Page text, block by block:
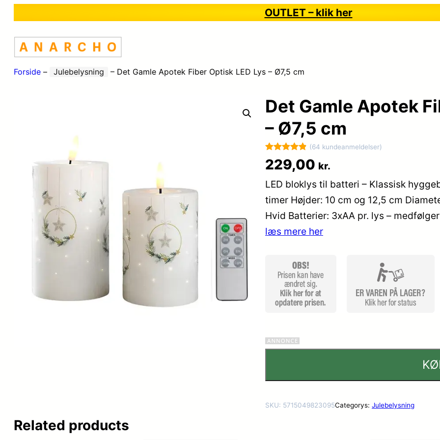
OUTLET – klik her
Forside – Julebelysning – Det Gamle Apotek Fiber Optisk LED Lys – Ø7,5 cm
Det Gamle Apotek
– Ø7,5 cm
Bedømt
som4.9
ud af 5
baseret på
64
kundebedøm
melser
(64 kundeanmeldelser)
229,00 kr.
LED bloklys til batteri – Klassisk
timer Højder: 10 cm og 12,5 cm
Hvid Batterier: 3xAA pr. lys –
læs mere her
SKU: 5715049823095Categorys: Julebelysning
Related products